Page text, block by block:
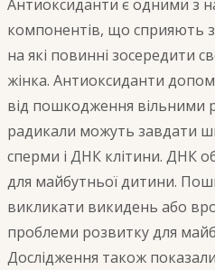
Антиоксиданти є одними з
компонентів, що сприяють
на які повинні зосередити
жінка. Антиоксиданти
від пошкодження вільними
радикали можуть завдати
сперми і ДНК клітини. ДНК
для майбутньої дитини.
викликати викидень або
проблеми розвитку для
Дослідження також